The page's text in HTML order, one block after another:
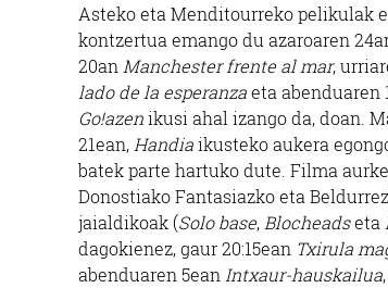
Asteko eta Menditourreko pelikulak
kontzertua emango du azaroaren
20an Manchester frente al mar,
lado de la esperanzaeta abenduaren
Go!azenikusi ahal izango da, doan.
21ean, Handiaikusteko aukera
batek parte hartuko dute. Filma
Donostiako Fantasiazko eta
jaialdikoak (Solo base, Blocheadseta
dagokienez, gaur 20:15ean Txirula
abenduaren 5ean Intxaur-hauskailua